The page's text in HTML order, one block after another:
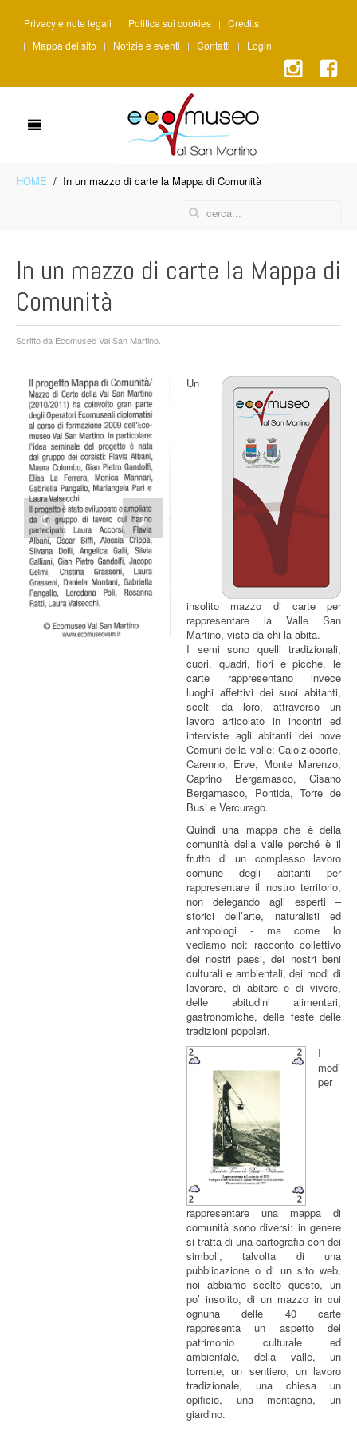
Privacy e note legali Politica sui cookies
Credits
Mappa del sito
Notizie e eventi Contatti Login
HOME In un mazzo di carte la Mappa di Comunità
In un mazzo di carte la Mappa di
Comunità
Scritto da Ecomuseo Val San Martino.
›
‹
Un
insolito mazzo di carte per
rappresentare la Valle San
Martino, vista da chi la abita.
I semi sono quelli tradizionali,
cuori, quadri, fiori e picche, le
carte rappresentano invece
luoghi affettivi dei suoi abitanti,
scelti da loro, attraverso un
lavoro articolato in incontri ed
interviste agli abitanti dei nove
Comuni della valle: Calolziocorte,
Carenno, Erve, Monte Marenzo,
Caprino Bergamasco, Cisano
Bergamasco, Pontida, Torre de
Busi e Vercurago.
Quindi una mappa che è della
comunità della valle perché è il
frutto di un complesso lavoro
comune degli abitanti per
rappresentare il nostro territorio,
non delegando agli esperti –
storici dell’arte, naturalisti ed
antropologi - ma come lo
vediamo noi: racconto collettivo
dei nostri paesi, dei nostri beni
culturali e ambientali, dei modi di
lavorare, di abitare e di vivere,
delle abitudini alimentari,
gastronomiche, delle feste delle
tradizioni popolari.
I
modi
per
rappresentare una mappa di
comunità sono diversi: in genere
si tratta di una cartografia con dei
simboli, talvolta di una
pubblicazione o di un sito web,
noi abbiamo scelto questo, un
po’ insolito, di un mazzo in cui
ognuna delle 40 carte
rappresenta un aspetto del
patrimonio culturale ed
ambientale, della valle, un
torrente, un sentiero, un lavoro
tradizionale, una chiesa un
opificio, una montagna, un
giardino.